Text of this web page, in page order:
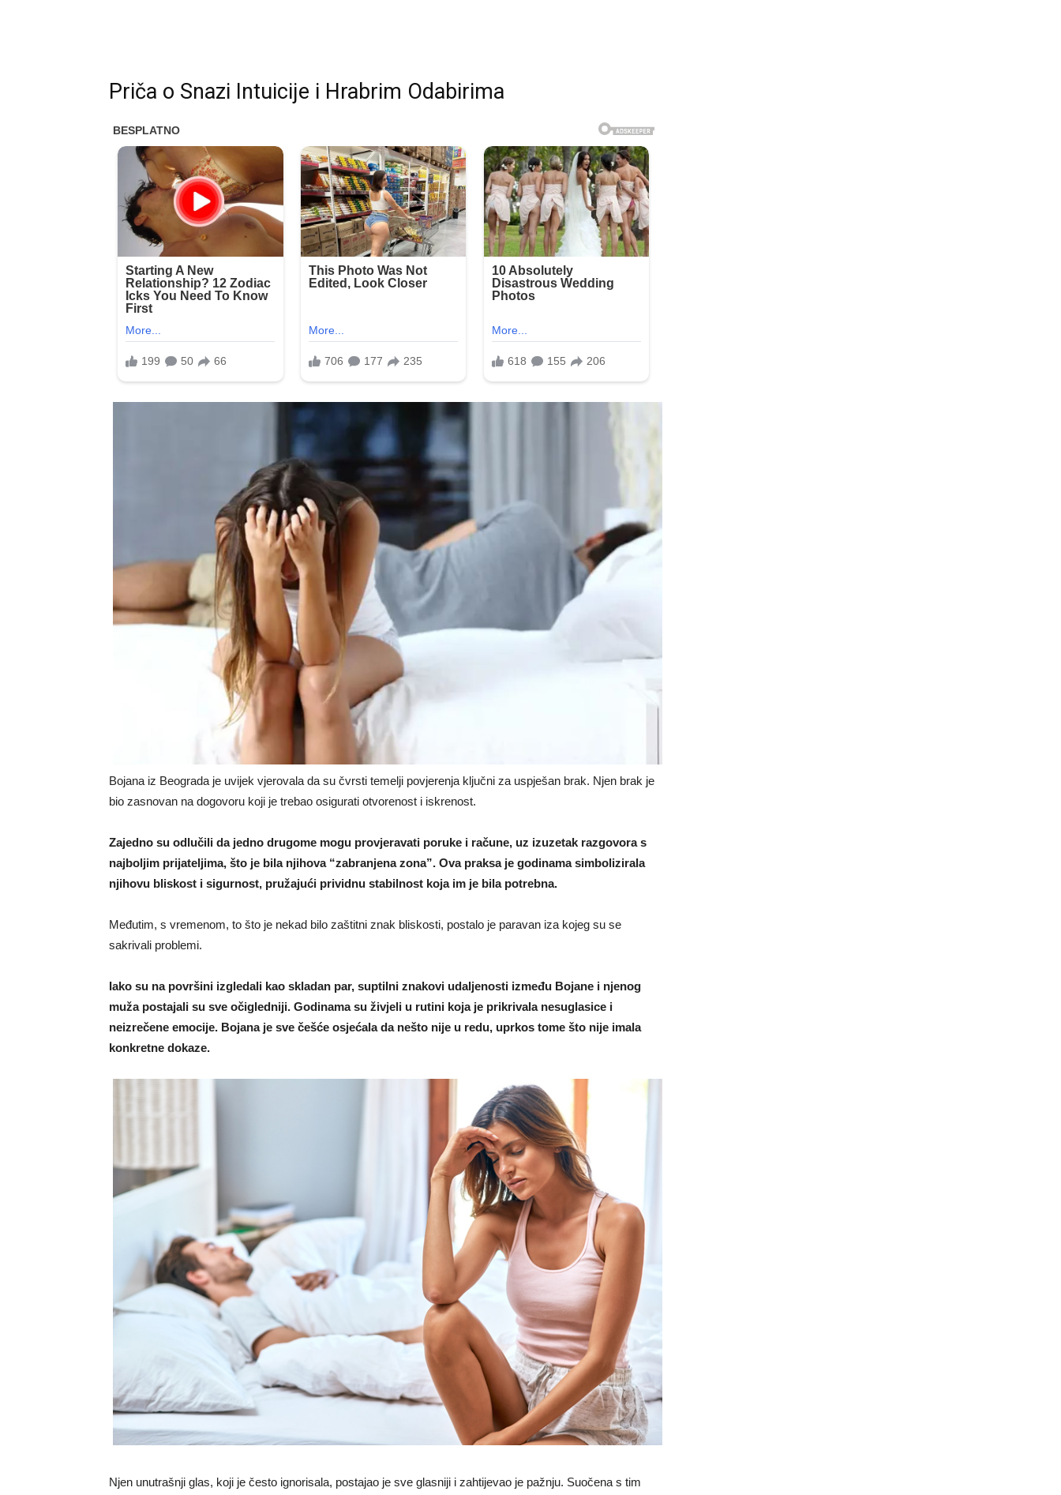
Priča o Snazi Intuicije i Hrabrim Odabirima
Bojana iz Beograda je uvijek vjerovala da su čvrsti temelji povjerenja ključni za uspješan brak. Njen brak je
bio zasnovan na dogovoru koji je trebao osigurati otvorenost i iskrenost.
Zajedno su odlučili da jedno drugome mogu provjeravati poruke i račune, uz izuzetak razgovora s
najboljim prijateljima, što je bila njihova “zabranjena zona”. Ova praksa je godinama simbolizirala
njihovu bliskost i sigurnost, pružajući prividnu stabilnost koja im je bila potrebna.
Međutim, s vremenom, to što je nekad bilo zaštitni znak bliskosti, postalo je paravan iza kojeg su se
sakrivali problemi.
Iako su na površini izgledali kao skladan par, suptilni znakovi udaljenosti između Bojane i njenog
muža postajali su sve očigledniji. Godinama su živjeli u rutini koja je prikrivala nesuglasice i
neizrečene emocije. Bojana je sve češće osjećala da nešto nije u redu, uprkos tome što nije imala
konkretne dokaze.
Njen unutrašnji glas, koji je često ignorisala, postajao je sve glasniji i zahtijevao je pažnju. Suočena s tim